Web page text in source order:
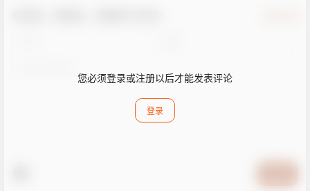
您必须登录或注册以后才能发表评论
登录